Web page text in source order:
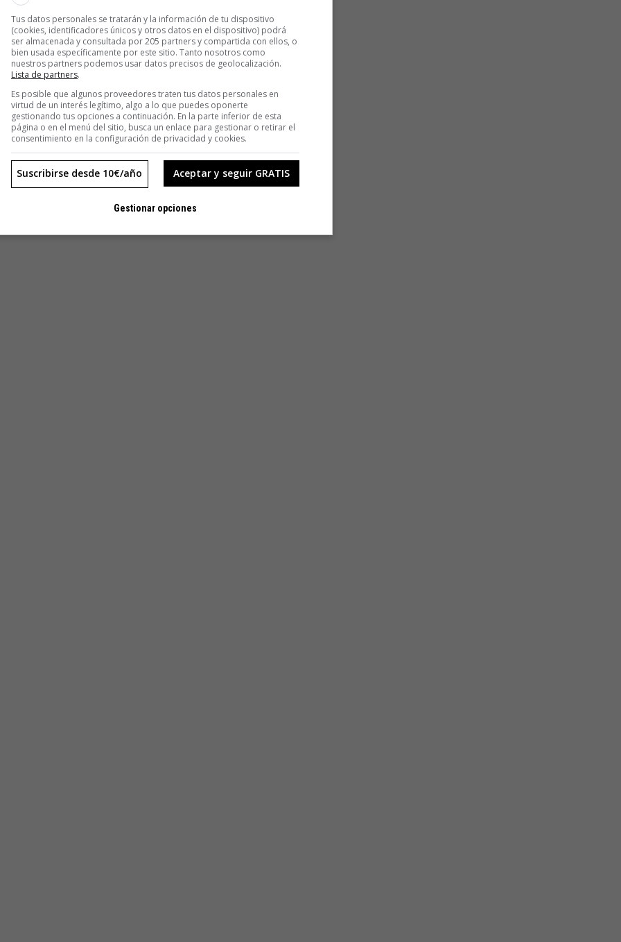
Tus datos personales se tratarán y la información de tu dispositivo
(cookies, identificadores únicos y otros datos en el dispositivo) podrá
ser almacenada y consultada por 205 partners y compartida con ellos, o
bien usada específicamente por este sitio. Tanto nosotros como
nuestros partners podemos usar datos precisos de geolocalización.
Lista de partners.
Es posible que algunos proveedores traten tus datos personales en
virtud de un interés legítimo, algo a lo que puedes oponerte
gestionando tus opciones a continuación. En la parte inferior de esta
página o en el menú del sitio, busca un enlace para gestionar o retirar el
consentimiento en la configuración de privacidad y cookies.
Aceptar y seguir GRATIS
Suscribirse desde 10€/año
Gestionar opciones